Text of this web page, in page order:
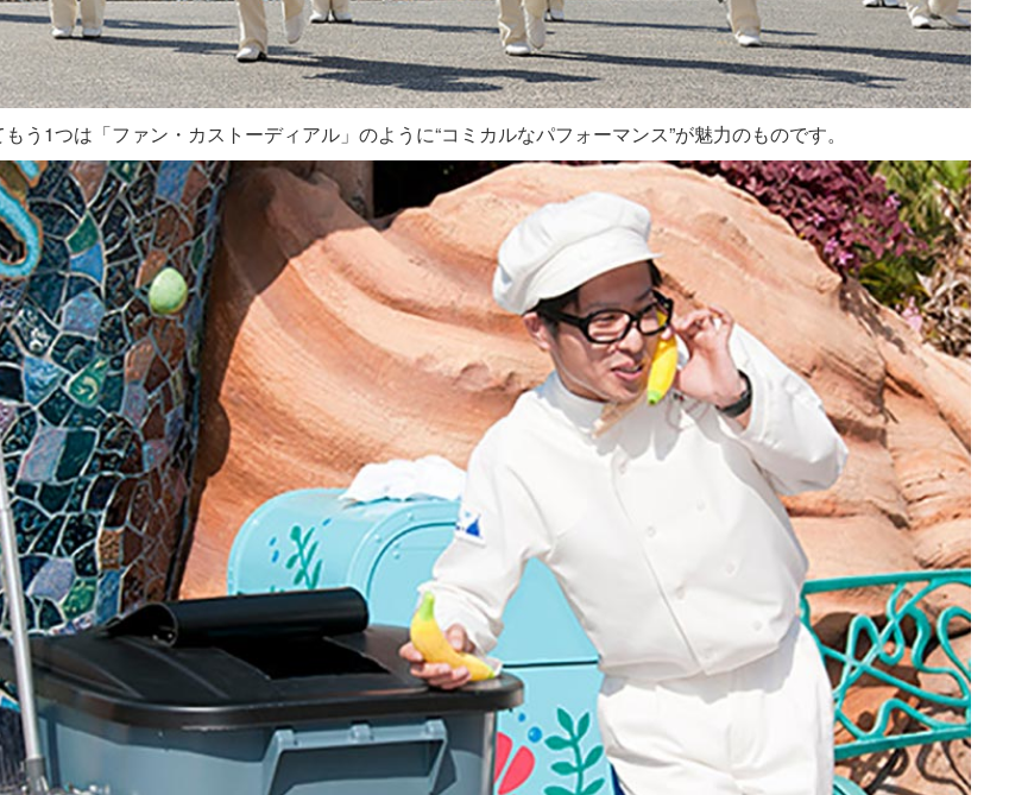
う1つは「ファン・カストーディアル」のように“コミカルなパフォーマンス”が魅力のものです。